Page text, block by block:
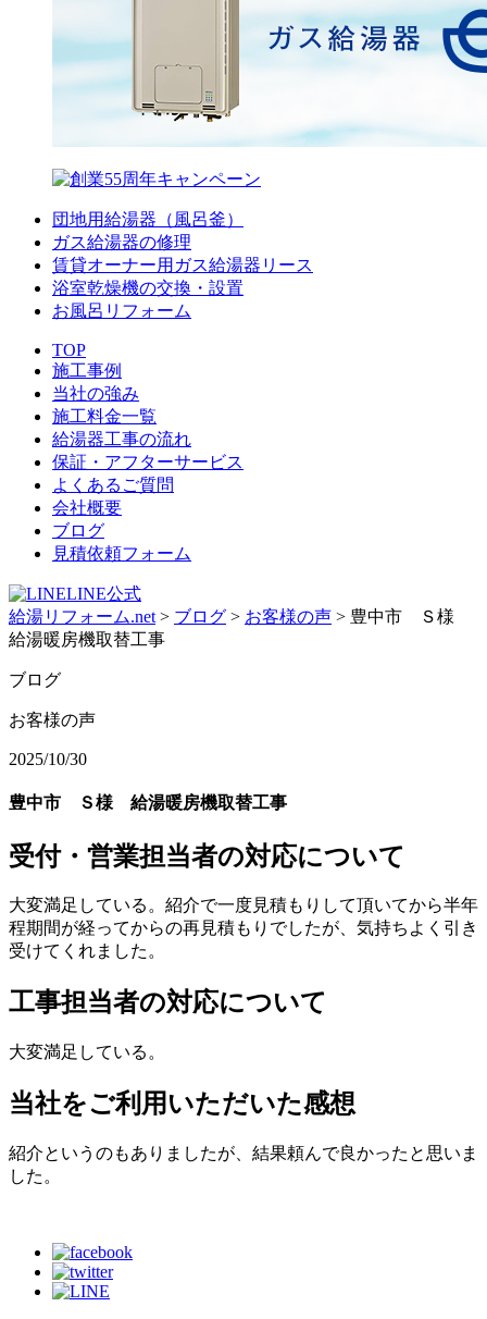
団地用給湯器（風呂釜）
ガス給湯器の修理
賃貸オーナー用ガス給湯器リース
浴室乾燥機の交換・設置
お風呂リフォーム
TOP
施工事例
当社の強み
施工料金一覧
給湯器工事の流れ
保証・アフターサービス
よくあるご質問
会社概要
ブログ
見積依頼フォーム
LINE公式
給湯リフォーム.net > ブログ > お客様の声 > 豊中市 Ｓ様
給湯暖房機取替工事
ブログ
お客様の声
2025/10/30
豊中市 Ｓ様 給湯暖房機取替工事
受付・営業担当者の対応について
大変満足している。紹介で一度見積もりして頂いてから半年
程期間が経ってからの再見積もりでしたが、気持ちよく引き
受けてくれました。
工事担当者の対応について
大変満足している。
当社をご利用いただいた感想
紹介というのもありましたが、結果頼んで良かったと思いま
した。